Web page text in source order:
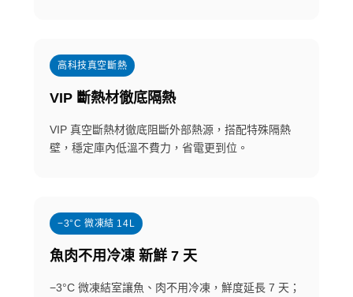
高科技真空斷熱
VIP 斷熱材徹底隔熱
VIP 真空斷熱材徹底阻斷外部熱源，搭配特殊隔熱
壁，穩定庫內低溫不費力，省電更到位。
−3°C 微凍結 14L
魚肉不用冷凍 新鮮 7 天
−3°C 微凍結室讓魚、肉不用冷凍，鮮度延長 7 天；